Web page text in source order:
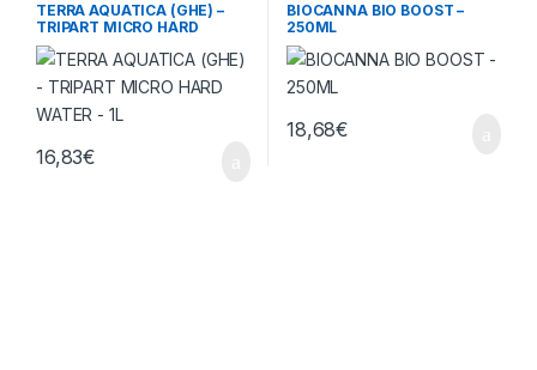
TERRA AQUATICA (GHE) –
TRIPART MICRO HARD
WATER – 1L
16,83€
BIOCANNA BIO BOOST –
250ML
18,68€